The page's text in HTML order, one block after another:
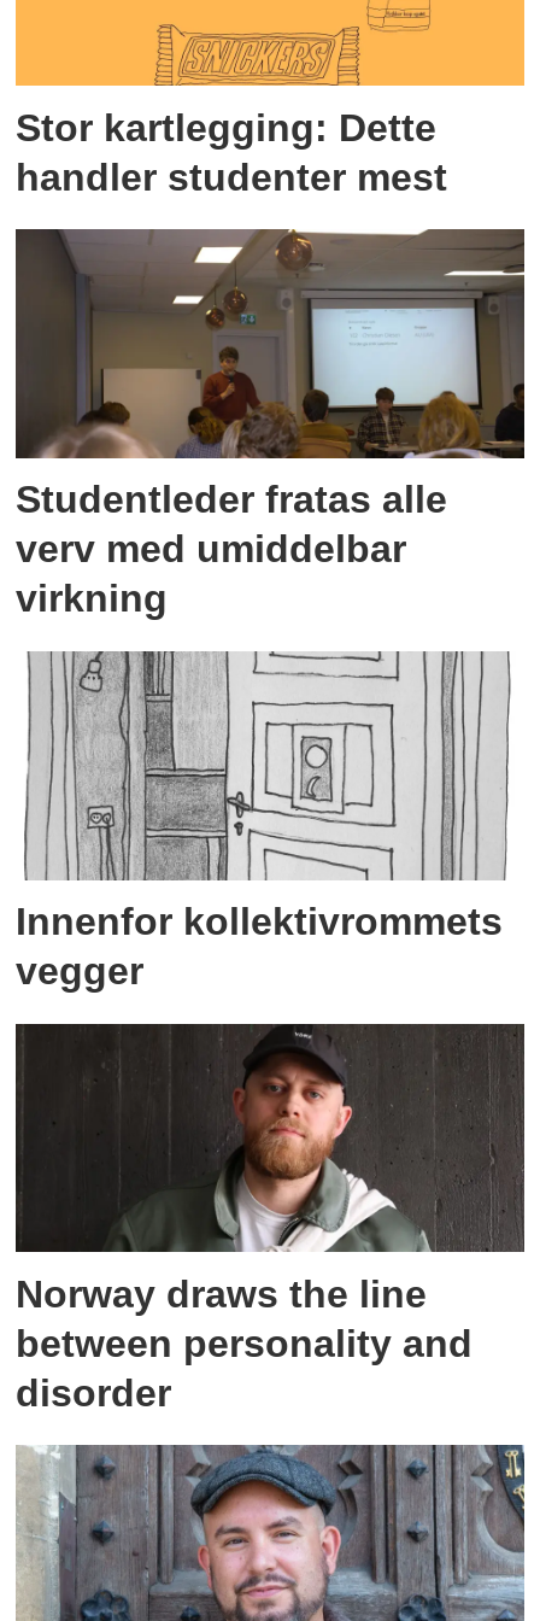
Stor kartlegging: Dette
handler studenter mest
Studentleder fratas alle
verv med umiddelbar
virkning
Innenfor kollektivrommets
vegger
Norway draws the line
between personality and
disorder